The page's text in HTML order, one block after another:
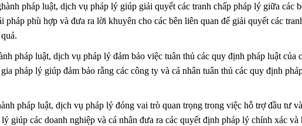
pháp luật, dịch vụ pháp lý giúp giải quyết các tranh chấp pháp lý giữa các
pháp phù hợp và đưa ra lời khuyên cho các bên liên quan để giải quyết các
pháp luật, dịch vụ pháp lý đảm bảo việc tuân thủ các quy định pháp luật của
pháp lý giúp đảm bảo rằng các công ty và cá nhân tuân thủ các quy định
pháp luật, dịch vụ pháp lý đóng vai trò quan trọng trong việc hỗ trợ đầu tư và
giúp các doanh nghiệp và cá nhân đưa ra các quyết định pháp lý chính xác và